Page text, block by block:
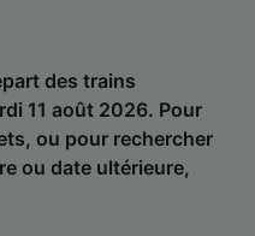
des trains
11 août 2026. Pour
ou pour rechercher
ou date ultérieure,